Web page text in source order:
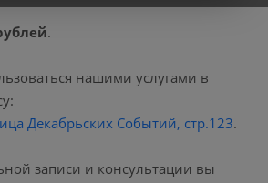
.
нашими услугами в
Декабрьских Событий, стр.123.
записи и консультации вы